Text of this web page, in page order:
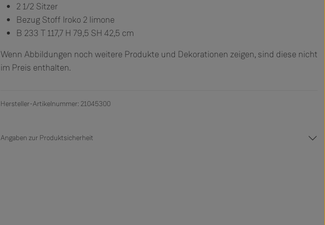
2 1/2 Sitzer
Bezug Stoff Iroko 2 limone
B 233 T 117,7 H 79,5 SH 42,5 cm
Wenn Abbildungen noch weitere Produkte und Dekorationen zeigen, sind diese nicht
im Preis enthalten.
Hersteller-Artikelnummer: 21045300
Angaben zur Produktsicherheit